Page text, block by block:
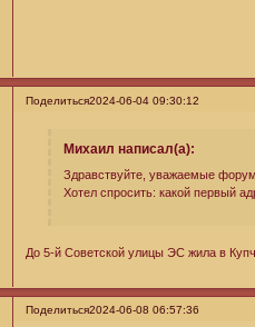
Поделиться2024-06-04 09:30:12
Михаил написал(а):
Здравствуйте, уважаемые
Хотел спросить: какой первый
До 5-й Советской улицы ЭС жила в
Поделиться2024-06-08 06:57:36